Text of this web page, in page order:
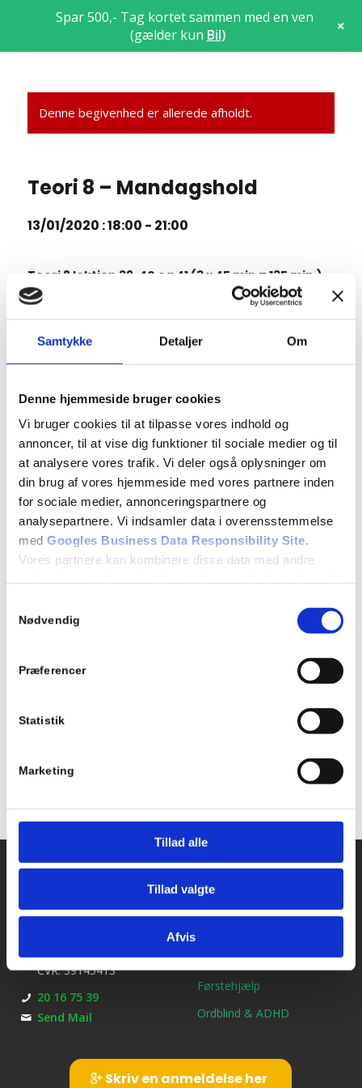
Samtykke Detaljer Om
Denne hjemmeside bruger cookies
Vi bruger cookies til at tilpasse vores indhold og
annoncer, til at vise dig funktioner til sociale medier og til
at analysere vores trafik. Vi deler også oplysninger om
din brug af vores hjemmeside med vores partnere inden
for sociale medier, annonceringspartnere og
analysepartnere. Vi indsamler data i overensstemmelse
med Googles Business Data Responsibility Site.
Vores partnere kan kombinere disse data med andre
Se Cookie & Privatlivspolitik
Nødvendig
Præferencer
Statistik
Marketing
Tillad alle
Tillad valgte
Afvis
Denne begivenhed er allerede afholdt.
Teori 8 – Mandagshold
13/01/2020 : 18:00 - 21:00
Teori 8 lektion 39, 40 og 41 (3 x 45 min = 135 min.)
7.18 Standsning og parkering
7.19 Kørsel i mørke og lygtetændingstid i øvrigt
7.20 Kørsel i tunnel
Repetition af tidligere lektioner
Evaluerende teoriprøver
Detaljer
Dato:
13/01/2020
Tidspunkt:
18:00 - 21:00
Begivenhed Kategori:
Tilføj til kalender
Kontakt os
CVR: 39145413
20 16 75 39
Send Mail
Ydelser
Bil kørekort
B/E Trailerkørekort
Førstehjælp
Ordblind & ADHD
Skriv en anmeldelse her
Spar 500,- Tag kortet sammen med en ven
(gælder kun Bil) +